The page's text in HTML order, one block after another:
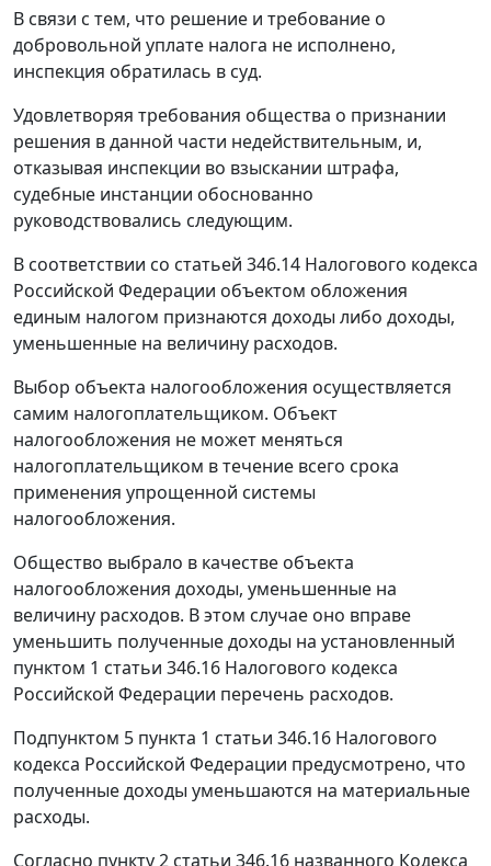
В связи с тем, что решение и требование о
добровольной уплате налога не исполнено,
инспекция обратилась в суд.
Удовлетворяя требования общества о признании
решения в данной части недействительным, и,
отказывая инспекции во взыскании штрафа,
судебные инстанции обоснованно
руководствовались следующим.
В соответствии со статьей 346.14 Налогового кодекса
Российской Федерации объектом обложения
единым налогом признаются доходы либо доходы,
уменьшенные на величину расходов.
Выбор объекта налогообложения осуществляется
самим налогоплательщиком. Объект
налогообложения не может меняться
налогоплательщиком в течение всего срока
применения упрощенной системы
налогообложения.
Общество выбрало в качестве объекта
налогообложения доходы, уменьшенные на
величину расходов. В этом случае оно вправе
уменьшить полученные доходы на установленный
пунктом 1 статьи 346.16 Налогового кодекса
Российской Федерации перечень расходов.
Подпунктом 5 пункта 1 статьи 346.16 Налогового
кодекса Российской Федерации предусмотрено, что
полученные доходы уменьшаются на материальные
расходы.
Согласно пункту 2 статьи 346.16 названного Кодекса